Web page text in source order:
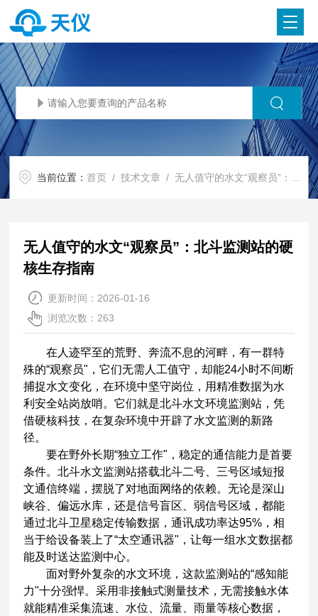
当前位置：首页 /技术文章 / 无人值守的水文“观察员”：北斗监测站的硬核生存指南
无人值守的水文“观察员”：北斗监测站的硬
核生存指南
更新时间：2026-01-16
浏览次数：263
在人迹罕至的荒野、奔流不息的河畔，有一群特
殊的“观察员"，它们无需人工值守，却能24小时不间断
捕捉水文变化，在环境中坚守岗位，用精准数据为水
利安全站岗放哨。它们就是北斗水文环境监测站，凭
借硬核科技，在复杂环境中开辟了水文监测的新路
径。
要在野外长期“独立工作"，稳定的通信能力是首要
条件。北斗水文监测站搭载北斗二号、三号区域短报
文通信终端，摆脱了对地面网络的依赖。无论是深山
峡谷、偏远水库，还是信号盲区、弱信号区域，都能
通过北斗卫星稳定传输数据，通讯成功率达95%，相
当于给设备装上了“太空通讯器"，让每一组水文数据都
能及时送达监测中心。
面对野外复杂的水文环境，这款监测站的“感知能
力"十分强悍。采用非接触式测量技术，无需接触水体
就能精准采集流速、水位、流量、雨量等核心数据，